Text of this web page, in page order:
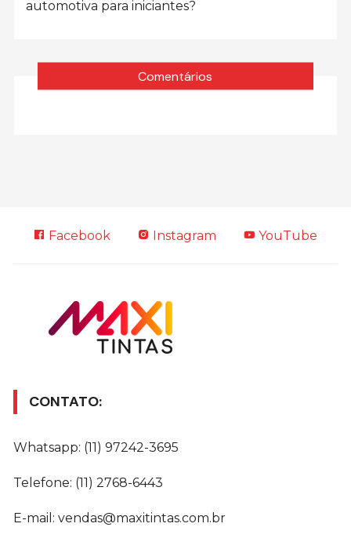
automotiva para iniciantes?
Comentários
Facebook Instagram YouTube
CONTATO:
Whatsapp: (11) 97242-3695
Telefone: (11) 2768-6443
E-mail: vendas@maxitintas.com.br